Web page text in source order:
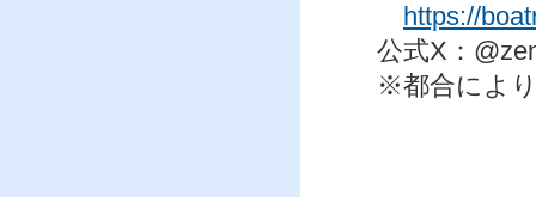
https://
公式X：
※都合によ